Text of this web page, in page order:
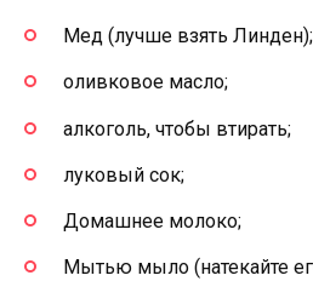
Мед (лучше взять Линден);
оливковое масло;
алкоголь, чтобы втирать;
луковый сок;
Домашнее молоко;
Мытью мыло (натекайте